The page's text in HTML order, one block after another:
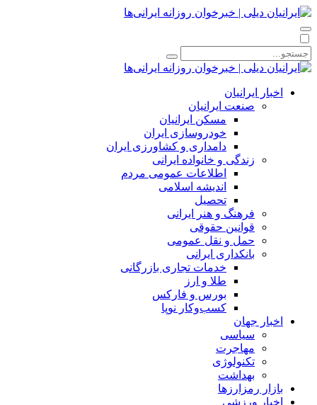
اخبار ایرانیان
صنعت ایرانیان
مسکن ایرانیان
خودروسازی ایران
دامداری و کشاورزی ایران
زندگی و خانواده ایرانی
اطلاعات عمومی مردم
اندیشه اسلامی
تحصیل
فرهنگ و هنر ایرانی
قوانین حقوقی
حمل و نقل عمومی
بانکداری ایرانی
خدمات تجاری بازرگانی
طلا و ارز
بورس و فارکس
کسب‌وکار نوپا
اخبار جهان
سیاسی
مهاجرت
تکنولوژی
بهداشت
بازار رمزارزها
اخبار ورزشی